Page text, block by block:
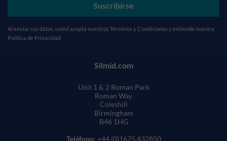
Suscribirse
Al enviar sus datos, usted acepta nuestros Términos y Condiciones y entiende nuestra
Política de Privacidad
Silmid.com
Unit 1 & 2 Roman Park
Roman Way
Coleshill
Birmingham
B46 1HG
Teléfono: +44 (0)1675 432850